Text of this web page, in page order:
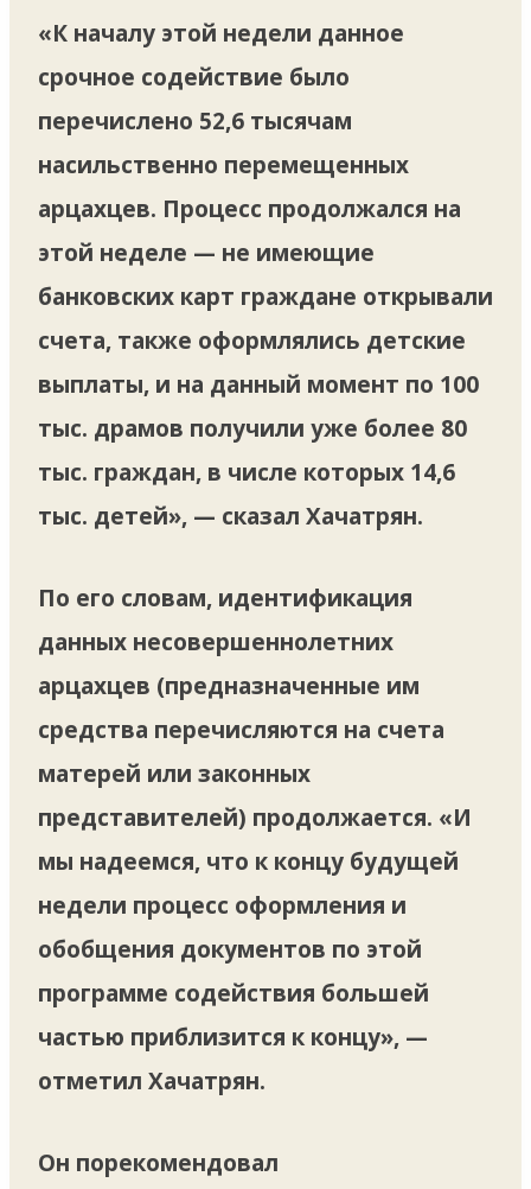
«К началу этой недели данное
срочное содействие было
перечислено 52,6 тысячам
насильственно перемещенных
арцахцев. Процесс продолжался на
этой неделе — не имеющие
банковских карт граждане открывали
счета, также оформлялись детские
выплаты, и на данный момент по 100
тыс. драмов получили уже более 80
тыс. граждан, в числе которых 14,6
тыс. детей», — сказал Хачатрян.
По его словам, идентификация
данных несовершеннолетних
арцахцев (предназначенные им
средства перечисляются на счета
матерей или законных
представителей) продолжается. «И
мы надеемся, что к концу будущей
недели процесс оформления и
обобщения документов по этой
программе содействия большей
частью приблизится к концу», —
отметил Хачатрян.
Он порекомендовал